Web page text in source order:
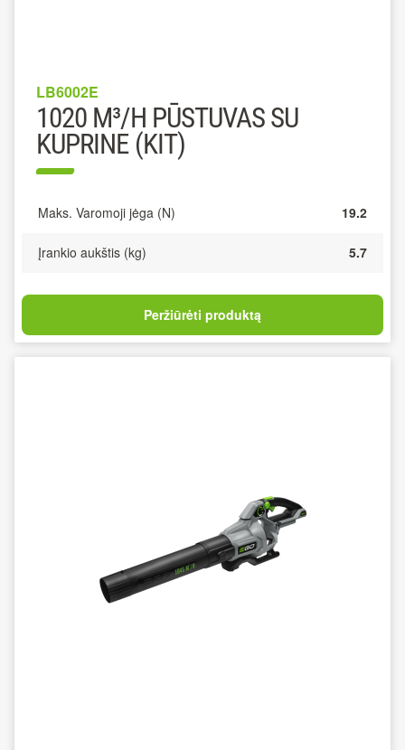
LB6002E
1020 M³/H PŪSTUVAS SU
KUPRINE (KIT)
Maks. Varomoji jėga (N) 19.2
Įrankio aukštis (kg) 5.7
Peržiūrėti produktą